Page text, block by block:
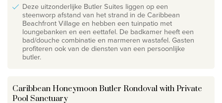
Deze uitzonderlijke Butler Suites liggen op een
steenworp afstand van het strand in de Caribbean
Beachfront Village en hebben een tuinpatio met
loungebanken en een eettafel. De badkamer heeft een
bad/douche combinatie en marmeren wastafel. Gasten
profiteren ook van de diensten van een persoonlijke
butler.
Caribbean Honeymoon Butler Rondoval with Private
Pool Sanctuary